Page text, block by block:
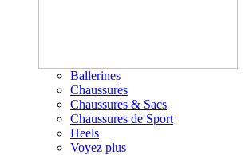
Ballerines
Chaussures
Chaussures & Sacs
Chaussures de Sport
Heels
Voyez plus